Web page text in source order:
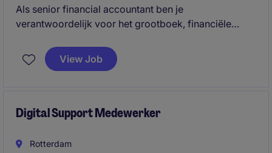
Als senior financial accountant ben je
verantwoordelijk voor het grootboek, financiële
van audits en fiscale verplichtingen. Je zorgt voor
betrouwbare financiële gegevens, bewaakt
binnen een productieomgeving.
View Job
Digital Support Medewerker
Rotterdam